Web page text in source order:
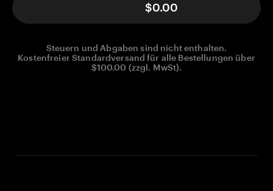
$0.00
Steuern und Abgaben sind nicht enthalten.
Kostenfreier Standardversand für alle Bestellungen über
$100.00 (zzgl. MwSt).